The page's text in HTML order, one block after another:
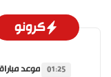
كرونو
01:25